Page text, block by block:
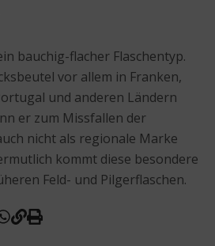
bauchig-flacher Flaschentyp.
vor allem in Franken,
und anderen Ländern
er zum Missfallen der
nicht als regionale Marke
kommt diese besondere
Feld- und Pilgerflaschen.